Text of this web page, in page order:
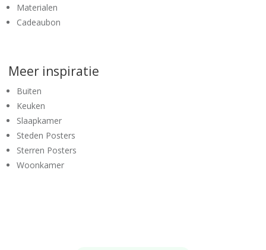
Materialen
Cadeaubon
Meer inspiratie
Buiten
Keuken
Slaapkamer
Steden Posters
Sterren Posters
Woonkamer